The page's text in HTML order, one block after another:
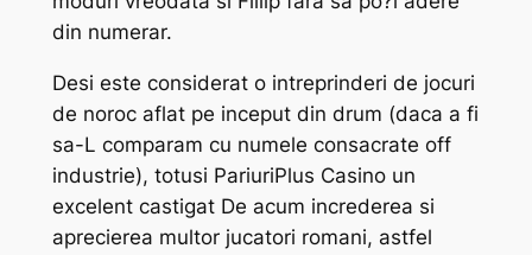
din numerar.
Desi este considerat o intreprinderi de jocuri
de noroc aflat pe inceput din drum (daca a fi
sa-L comparam cu numele consacrate off
industrie), totusi PariuriPlus Casino un
excelent castigat De acum increderea si
aprecierea multor jucatori romani, astfel